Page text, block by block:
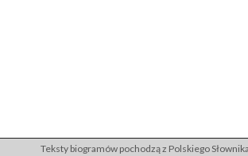
Teksty biogramów pochodzą z Polskiego